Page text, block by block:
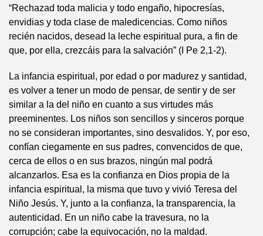
“Rechazad toda malicia y todo engaño, hipocresías,
envidias y toda clase de maledicencias. Como niños
recién nacidos, desead la leche espiritual pura, a fin de
que, por ella, crezcáis para la salvación” (I Pe 2,1-2).
La infancia espiritual, por edad o por madurez y santidad,
es volver a tener un modo de pensar, de sentir y de ser
similar a la del niño en cuanto a sus virtudes más
preeminentes. Los niños son sencillos y sinceros porque
no se consideran importantes, sino desvalidos. Y, por eso,
confían ciegamente en sus padres, convencidos de que,
cerca de ellos o en sus brazos, ningún mal podrá
alcanzarlos. Esa es la confianza en Dios propia de la
infancia espiritual, la misma que tuvo y vivió Teresa del
Niño Jesús. Y, junto a la confianza, la transparencia, la
autenticidad. En un niño cabe la travesura, no la
corrupción; cabe la equivocación, no la maldad.